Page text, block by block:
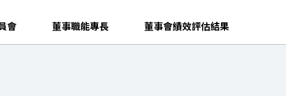
會 董事職能專長 董事會績效評估結果